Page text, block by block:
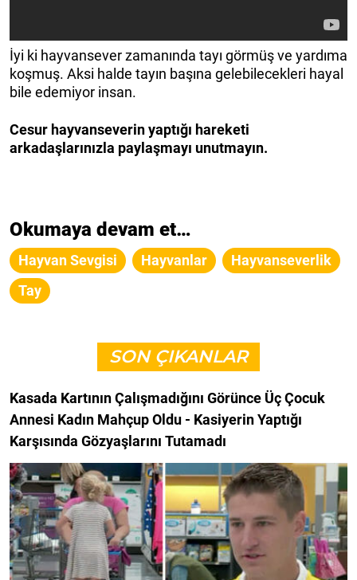
İyi ki hayvansever zamanında tayı görmüş ve yardıma
koşmuş. Aksi halde tayın başına gelebilecekleri hayal
bile edemiyor insan.
Cesur hayvanseverin yaptığı hareketi
arkadaşlarınızla paylaşmayı unutmayın.
Okumaya devam et…
Hayvan Sevgisi Hayvanlar
Hayvanseverlik
Tay
SON ÇIKANLAR
Kasada Kartının Çalışmadığını Görünce Üç Çocuk
Annesi Kadın Mahçup Oldu - Kasiyerin Yaptığı
Karşısında Gözyaşlarını Tutamadı